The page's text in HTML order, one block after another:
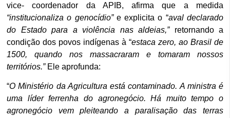
vice- coordenador da APIB, afirma que a medida
“institucionaliza o genocídio” e explicita o “aval declarado
do Estado para a violência nas aldeias,” retornando a
condição dos povos indígenas à “estaca zero, ao Brasil de
1500, quando nos massacraram e tomaram nossos
territórios.” Ele aprofunda:
“O Ministério da Agricultura está contaminado. A ministra é
uma líder ferrenha do agronegócio. Há muito tempo o
agronegócio vem pleiteando a paralisação das terras